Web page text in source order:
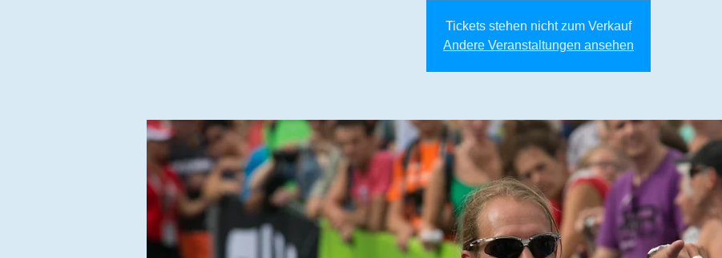
Tickets stehen nicht zum Verkauf
Andere Veranstaltungen ansehen